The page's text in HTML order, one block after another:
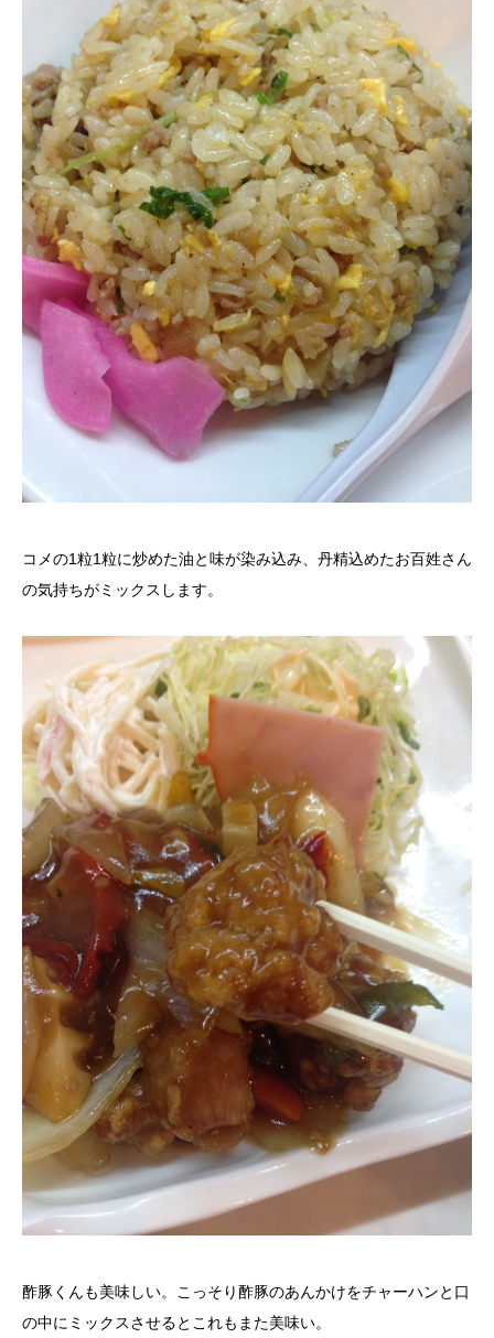
コメの1粒1粒に炒めた油と味が染み込み、丹精込めたお百姓さん
の気持ちがミックスします。
酢豚くんも美味しい。こっそり酢豚のあんかけをチャーハンと口
の中にミックスさせるとこれもまた美味い。